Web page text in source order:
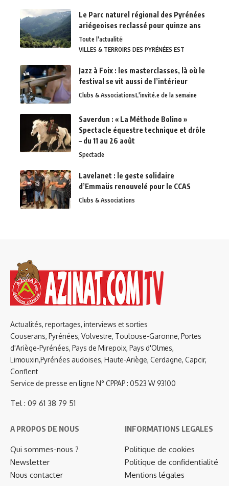
Le Parc naturel régional des Pyrénées
ariégeoises reclassé pour quinze ans
Toute l'actualité
VILLES & TERROIRS DES PYRÉNÉES EST
Jazz à Foix : les masterclasses, là où le
festival se vit aussi de l’intérieur
Clubs & AssociationsL'invité.e de la semaine
Saverdun : « La Méthode Bolino »
Spectacle équestre technique et drôle
– du 11 au 26 août
Spectacle
Lavelanet : le geste solidaire
d’Emmaüs renouvelé pour le CCAS
Clubs & Associations
Actualités, reportages, interviews et sorties
Couserans, Pyrénées, Volvestre, Toulouse-Garonne, Portes
d'Ariège-Pyrénées, Pays de Mirepoix, Pays d'Olmes,
Limouxin,Pyrénées audoises, Haute-Ariège, Cerdagne, Capcir,
Conflent
Service de presse en ligne N° CPPAP : 0523 W 93100
Tel : 09 61 38 79 51
A PROPOS DE NOUS
Qui sommes-nous ?
Newsletter
Nous contacter
INFORMATIONS LEGALES
Politique de cookies
Politique de confidentialité
Mentions légales